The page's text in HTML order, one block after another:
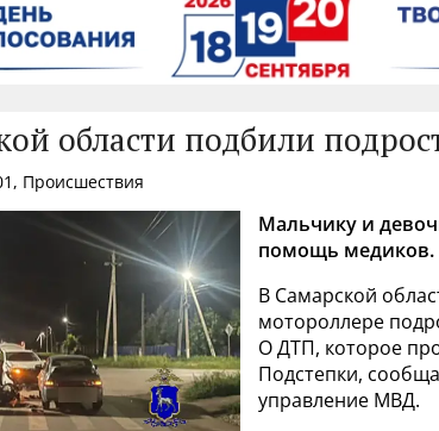
области подбили
Происшествия
Мальчику и
помощь медиков.
В Самарской
мотороллере
О ДТП, которое
Подстепки,
управление МВД.